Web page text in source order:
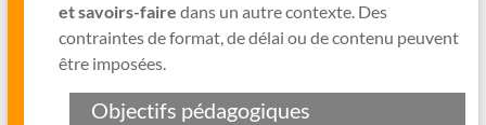
et savoirs-faire dans un autre contexte. Des
contraintes de format, de délai ou de contenu peuvent
être imposées.
Objectifs pédagogiques